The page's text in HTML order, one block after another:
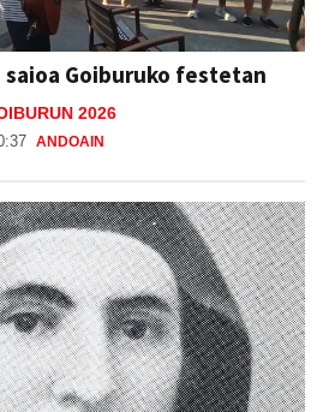
Goiburuko festetan
2026
ANDOAIN